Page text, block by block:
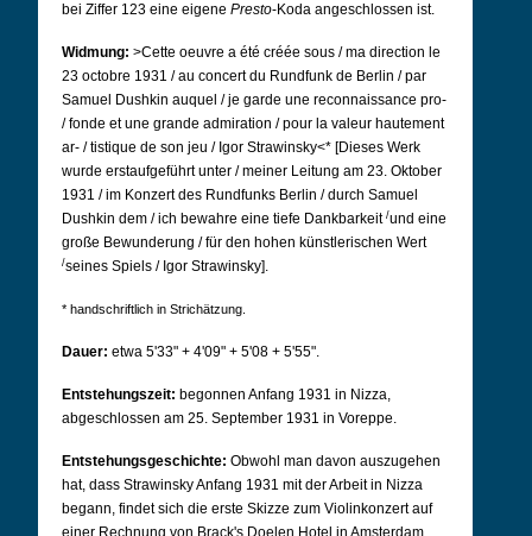
bei Ziffer 123 eine eigene Presto-Koda angeschlossen ist.
Widmung: >Cette oeuvre a été créée sous / ma direction le
23 octobre 1931 / au concert du Rundfunk de Berlin / par
Samuel Dushkin auquel / je garde une reconnaissance pro-
/ fonde et une grande admiration / pour la valeur hautement
ar- / tistique de son jeu / Igor Strawinsky<* [Dieses Werk
wurde erstaufgeführt unter / meiner Leitung am 23. Oktober
1931 / im Konzert des Rundfunks Berlin / durch Samuel
Dushkin dem / ich bewahre eine tiefe Dankbarkeit /und eine
große Bewunderung / für den hohen künstlerischen Wert
/seines Spiels / Igor Strawinsky].
* handschriftlich in Strichätzung.
Dauer: etwa 5'33" + 4'09" + 5'08 + 5'55".
Entstehungszeit: begonnen Anfang 1931 in Nizza,
abgeschlossen am 25. September 1931 in Voreppe.
Entstehungsgeschichte: Obwohl man davon auszugehen
hat, dass Strawinsky Anfang 1931 mit der Arbeit in Nizza
begann, findet sich die erste Skizze zum Violinkonzert auf
einer Rechnung von Brack's Doelen Hotel in Amsterdam